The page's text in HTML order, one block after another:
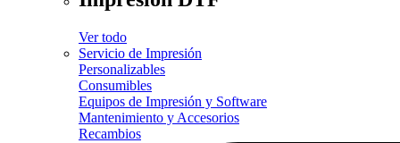
Ver todo
Servicio de Impresión
Personalizables
Consumibles
Equipos de Impresión y Software
Mantenimiento y Accesorios
Recambios